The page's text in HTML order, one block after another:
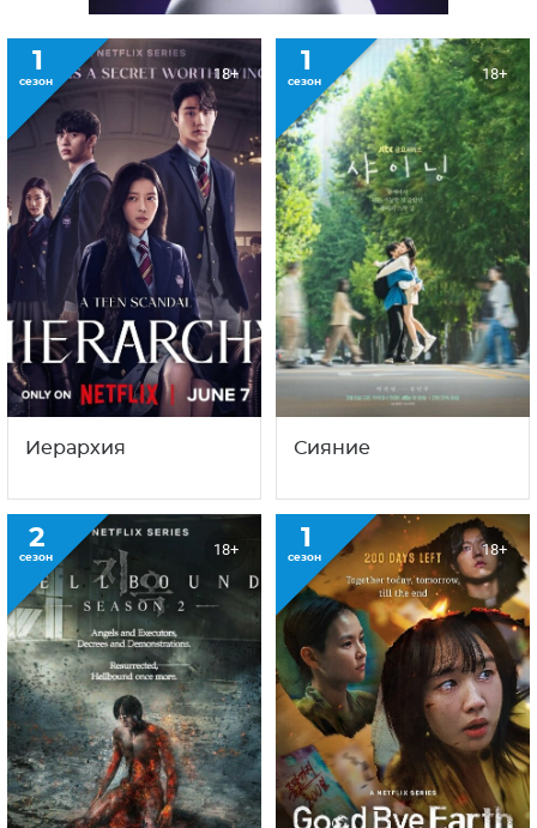
1
сезон 18+
Иерархия
1
сезон 18+
Сияние
2
сезон 18+ 1
сезон 18+